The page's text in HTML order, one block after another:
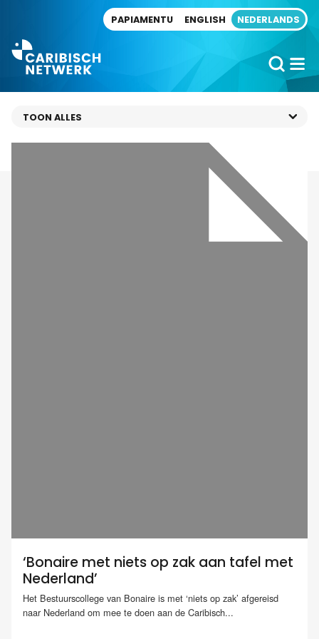
PAPIAMENTU ENGLISH NEDERLANDS
‘Bonaire met niets op zak aan tafel met
Nederland’
Het Bestuurscollege van Bonaire is met ‘niets op zak’ afgereisd
naar Nederland om mee te doen aan de Caribisch...